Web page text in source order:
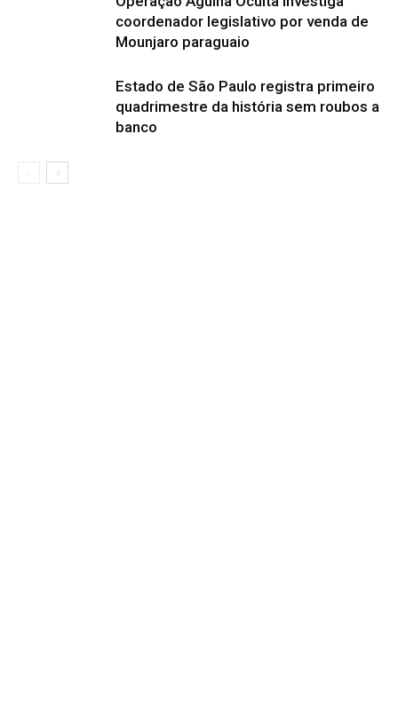
coordenador legislativo por venda de
Mounjaro paraguaio
Estado de São Paulo registra primeiro
quadrimestre da história sem roubos a
banco